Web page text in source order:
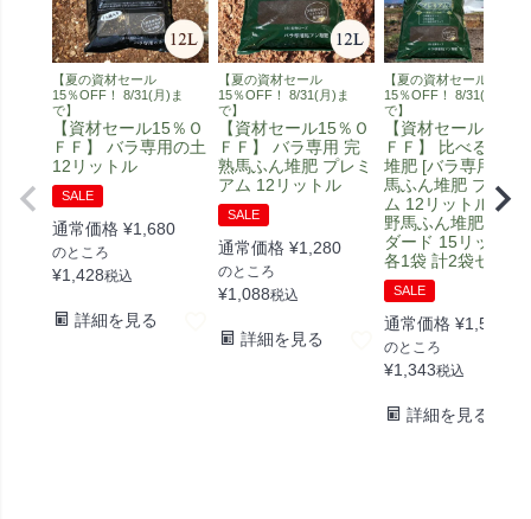
【夏の資材セール
15％OFF！ 8/31(月)ま
で】
【資材セール15％Ｏ
ＦＦ】 バラ専用の土
12リットル
SALE
通常価格 ¥1,680
のところ
¥1,428税込
詳細を見る
【夏の資材セール
15％OFF！ 8/31(月)ま
で】
【資材セール15％Ｏ
ＦＦ】 バラ専用 完
熟馬ふん堆肥 プレミ
アム 12リットル
SALE
通常価格 ¥1,280
のところ
¥1,088税込
詳細を見る
【夏の資材セール
15％OFF！ 8/31(月)ま
で】
【資材セール15％
ＦＦ】 比べる馬ふ
堆肥 [バラ専用 完熟
馬ふん堆肥 プレミ
ム 12リットル] [安
野馬ふん堆肥 スタ
ダード 15リットル]
各1袋 計2袋セット
SALE
通常価格 ¥1,580
のところ
¥1,343税込
詳細を見る